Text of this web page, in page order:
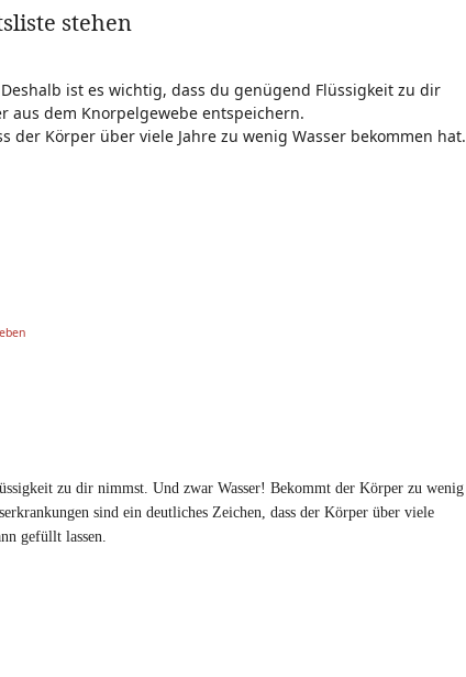
stehen
ist es wichtig, dass du genügend Flüssigkeit zu dir
aus dem Knorpelgewebe entspeichern.
Körper über viele Jahre zu wenig Wasser bekommen hat.
zu dir nimmst. Und zwar Wasser! Bekommt der Körper zu wenig
sind ein deutliches Zeichen, dass der Körper über viele
gefüllt lassen.